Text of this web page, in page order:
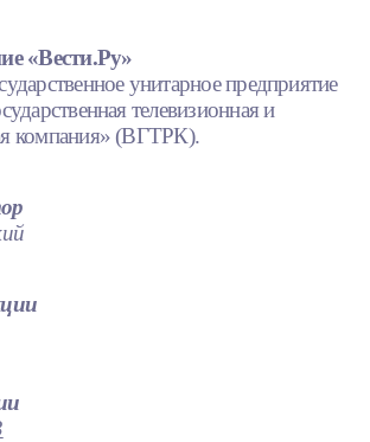
«Вести.Ру»
унитарное предприятие
телевизионная и
компания» (ВГТРК).